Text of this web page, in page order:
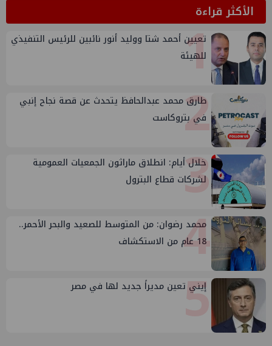
الأكثر قراءة1
تعيين أحمد شتا ووليد أنور نائبين للرئيس التنفيذي
للهيئة
2
طارق محمد عبدالحافظ يتحدث عن قصة نجاح إنبي
في بتروكاست
3
خلال أيام: انطلاق ماراثون الجمعيات العمومية
لشركات قطاع البترول
4
محمد رضوان: من المتوسط للصعيد والبحر الأحمر..
18 عام من الاستكشاف
5
إيني تعين مديراً جديد لها في مصر